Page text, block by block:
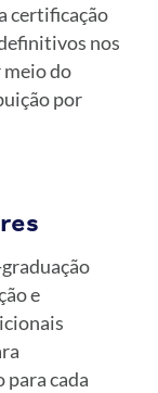
certificação
nos
meio do
por
e
para cada